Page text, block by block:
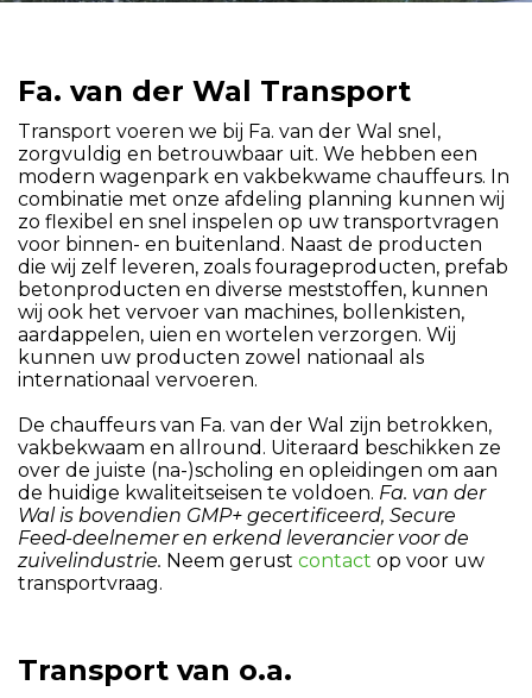
Fa. van der Wal Transport
Transport voeren we bij Fa. van der Wal snel,
zorgvuldig en betrouwbaar uit. We hebben een
modern wagenpark en vakbekwame chauffeurs. In
combinatie met onze afdeling planning kunnen wij
zo flexibel en snel inspelen op uw transportvragen
voor binnen- en buitenland. Naast de producten
die wij zelf leveren, zoals fourageproducten, prefab
betonproducten en diverse meststoffen, kunnen
wij ook het vervoer van machines, bollenkisten,
aardappelen, uien en wortelen verzorgen. Wij
kunnen uw producten zowel nationaal als
internationaal vervoeren.
De chauffeurs van Fa. van der Wal zijn betrokken,
vakbekwaam en allround. Uiteraard beschikken ze
over de juiste (na-)scholing en opleidingen om aan
de huidige kwaliteitseisen te voldoen. Fa. van der
Wal is bovendien GMP+ gecertificeerd, Secure
Feed-deelnemer en erkend leverancier voor de
zuivelindustrie. Neem gerust contact op voor uw
transportvraag.
Transport van o.a.